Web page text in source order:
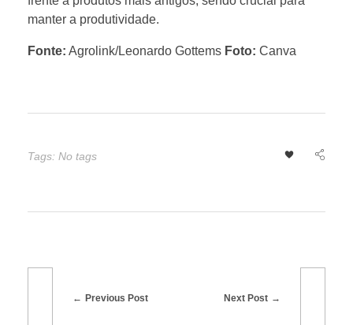
i
m
i
manter a produtividade.
Fonte: Agrolink/Leonardo Gottems Foto: Canva
Tags: No tags
Previous Post Next Post